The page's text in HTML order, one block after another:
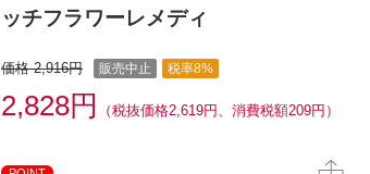
ッチフラワーレメディ
価格 2,916円 販売中止 税率8%
2,828円 （税抜価格2,619円、消費税額209円）